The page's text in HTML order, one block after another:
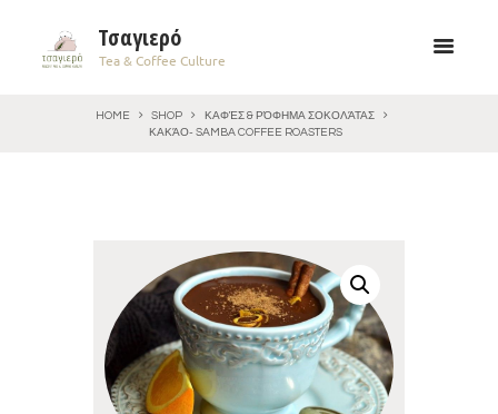
Τσαγιερό
Tea & Coffee Culture
HOME SHOP
ΚΑΦΈΣ & ΡΌΦΗΜΑ ΣΟΚΟΛΆΤΑΣ
ΚΑΚΆΟ- SAMBA COFFEE ROASTERS